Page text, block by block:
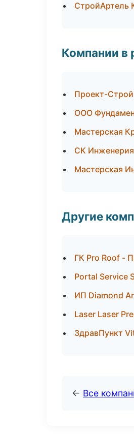
СтройАртель
Компании в
Проект-
ООО
Мастерская
СК
Мастерская
Другие
ГК Pro Roof -
Portal Service
ИП Diamond
Laser Laser
ЗдравПункт
← Все